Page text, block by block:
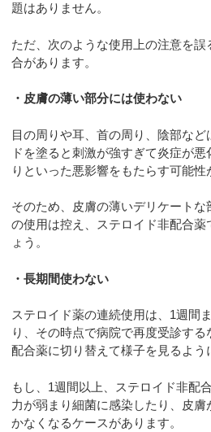
題はありません。
ただ、次のような使用上の注意を
合があります。
・皮膚の薄い部分には使わない
目の周りや耳、首の周り、陰部な
ドを塗ると刺激が強すぎて炎症が
りといった悪影響をもたらす可能性
そのため、皮膚の薄いデリケート
の使用は控え、ステロイド非配合薬
ょう。
・長期間使わない
ステロイド薬の連続使用は、1週間
り、その時点で病院で再度受診す
配合薬に切り替えて様子を見るよう
もし、1週間以上、ステロイド非配
力が弱まり細菌に感染したり、皮
かなくなるケースがあります。